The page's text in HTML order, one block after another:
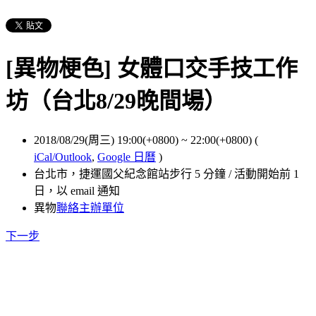
[異物梗色] 女體口交手技工作
坊（台北8/29晚間場）
2018/08/29(周三) 19:00(+0800) ~ 22:00(+0800) (
iCal/Outlook, Google 日曆 )
台北市，捷運國父紀念館站步行 5 分鐘 / 活動開始前 1
日，以 email 通知
異物聯絡主辦單位
下一步